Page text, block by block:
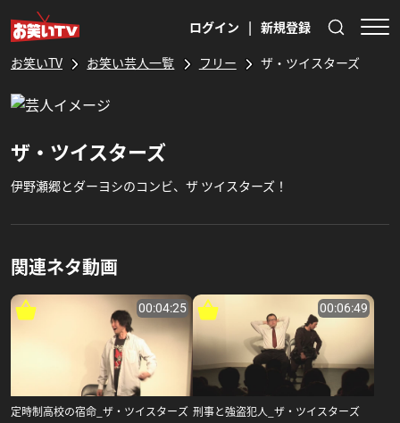
ログイン | 新規登録
お笑いTV お笑い芸人一覧 フリー ザ・ツイスターズ
ザ・ツイスターズ
伊野瀬郷とダーヨシのコンビ、ザ ツイスターズ！
関連ネタ動画
00:04:25
定時制高校の宿命_ザ・ツイスターズ
00:06:49
刑事と強盗犯人_ザ・ツイスターズ